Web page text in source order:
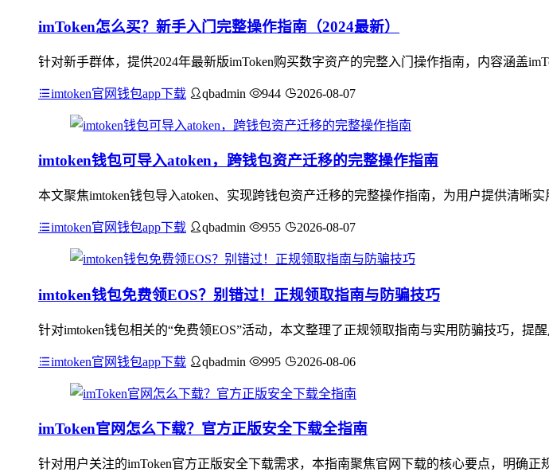
imToken怎么买？新手入门完整操作指南（2024最新）
针对新手群体，提供2024年最新版imToken购买数字资产的完整入门操作指南，内容涵盖
imtoken官网钱包app下载 qbadmin 944 2026-08-07
imtoken钱包可导入atoken，跨钱包资产迁移的完整操作指南
本文聚焦imtoken钱包导入atoken、实现跨钱包资产迁移的完整操作指南，为用户提供清晰
imtoken官网钱包app下载 qbadmin 955 2026-08-07
imtoken钱包免费领EOS？别错过！正规领取指南与防骗技巧
针对imtoken钱包相关的“免费领EOS”活动，本文整理了正规领取指南与实用防骗技巧，提
imtoken官网钱包app下载 qbadmin 995 2026-08-06
imToken官网怎么下载？官方正版安全下载全指南
针对用户关注的imToken官方正版安全下载需求，本指南聚焦官网下载的核心要点，明确